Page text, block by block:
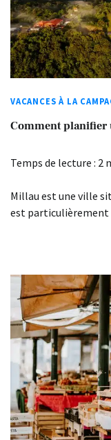
VACANCES À LA
Comment planifier
Temps de lecture : 2
Millau est une ville
est